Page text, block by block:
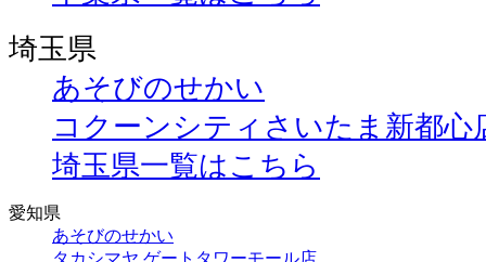
埼玉県
あそびのせかい
コクーンシティさいたま新都心
埼玉県一覧はこちら
愛知県
あそびのせかい